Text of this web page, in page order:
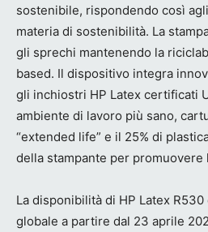
sostenibile, rispondendo così
materia di sostenibilità. La
gli sprechi mantenendo la
based. Il dispositivo integra
gli inchiostri HP Latex certificati
ambiente di lavoro più sano,
“extended life” e il 25% di
della stampante per promuovere
La disponibilità di HP Latex
globale a partire dal 23 aprile